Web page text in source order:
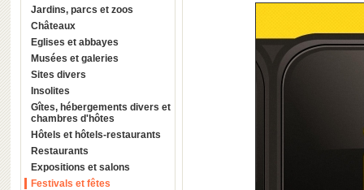
Jardins, parcs et zoos
Châteaux
Eglises et abbayes
Musées et galeries
Sites divers
Insolites
Gîtes, hébergements divers et
chambres d'hôtes
Hôtels et hôtels-restaurants
Restaurants
Expositions et salons
Festivals et fêtes